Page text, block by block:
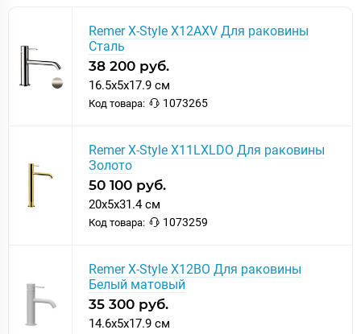
Remer X-Style X12AXV Для раковины
Сталь
38 200 руб.
16.5x5x17.9 см
Код товара: 1073265
Remer X-Style X11LXLDO Для раковины
Золото
50 100 руб.
20x5x31.4 см
Код товара: 1073259
Remer X-Style X12BO Для раковины
Белый матовый
35 300 руб.
14.6x5x17.9 см